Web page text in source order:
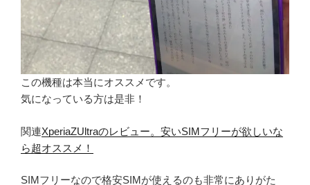
この機種は本当にオススメです。
気になっている方は是非！
関連XperiaZUltraのレビュー。安いSIMフリーが欲しいな
ら超オススメ！
SIMフリーなので格安SIMが使えるのも非常にありがた